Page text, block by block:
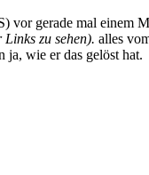
vor gerade mal einem
zu sehen). alles
ja, wie er das gelöst hat.